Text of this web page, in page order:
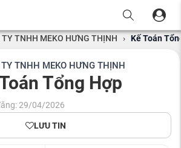
TY TNHH MEKO HƯNG THỊNH › Kế Toán
TY TNHH MEKO HƯNG THỊNH
Tổng Hợp
29/04/2026
LƯU TIN